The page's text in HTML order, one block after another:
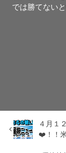
では勝てない
４月１
❤️！！